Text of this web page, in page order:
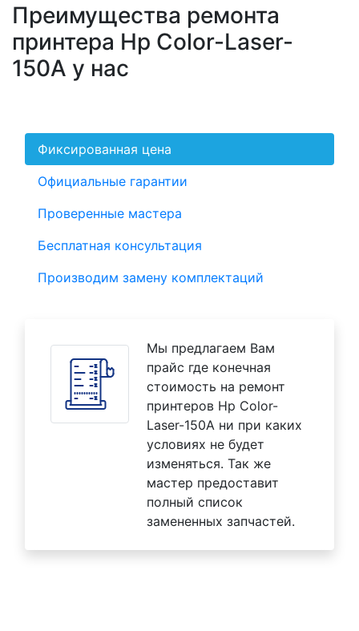
Преимущества ремонта
принтера Hp Color-Laser-
150A у нас
Фиксированная цена
Официальные гарантии
Проверенные мастера
Бесплатная консультация
Производим замену комплектаций
Мы предлагаем Вам
прайс где конечная
стоимость на ремонт
принтеров Hp Color-
Laser-150A ни при каких
условиях не будет
изменяться. Так же
мастер предоставит
полный список
замененных запчастей.